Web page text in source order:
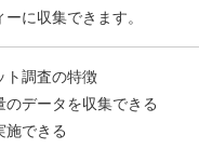
に収集できます。
ト調査の特徴
のデータを収集できる
施できる